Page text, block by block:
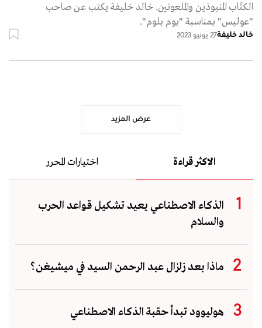
الكتّاب المنبوذين والملعونين. خالد خليفة يكتب عن صاحب
"عوليس" بمناسبة "يوم بلوم".
خالد خليفة27 يونيو 2023
عرض المزيد
الاكثر قراءة اختيارات المحرر
الذكاء الاصطناعي يعيد تشكيل قواعد الحرب
والسلام
ماذا بعد زلزال عبد الرحمن السيد في ميشيغن؟
هوليوود تبدأ حقبة الذكاء الاصطناعي